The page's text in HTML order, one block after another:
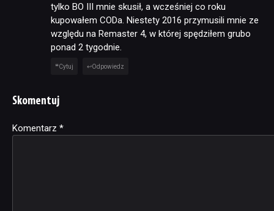
tylko BO III mnie skusił, a wcześniej co roku
kupowałem CODa. Niestety 2016 przymusili mnie ze
względu na Remaster 4, w której spędziłem grubo
ponad 2 tygodnie.
Cytuj Odpowiedz
Skomentuj
Komentarz *
Alternative: